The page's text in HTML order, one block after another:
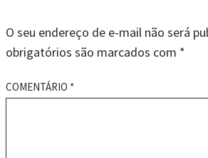
O seu endereço de e-mail não será
obrigatórios são marcados com *
COMENTÁRIO *